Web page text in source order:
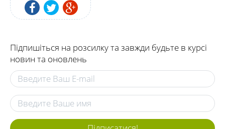
Підпишіться на розсилку та завжди будьте в курсі
новин та оновлень